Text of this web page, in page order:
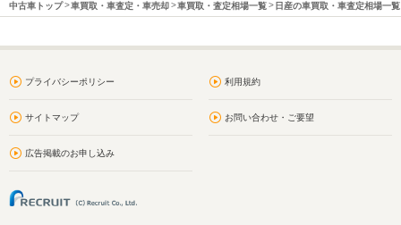
中古車トップ 車買取・車査定・車売却 車買取・査定相場一覧 日産の車買取・車査定相場一覧
プライバシーポリシー 利用規約
サイトマップ お問い合わせ・ご要望
広告掲載のお申し込み